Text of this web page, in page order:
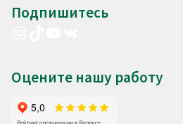
Подпишитесь
Оцените нашу работу